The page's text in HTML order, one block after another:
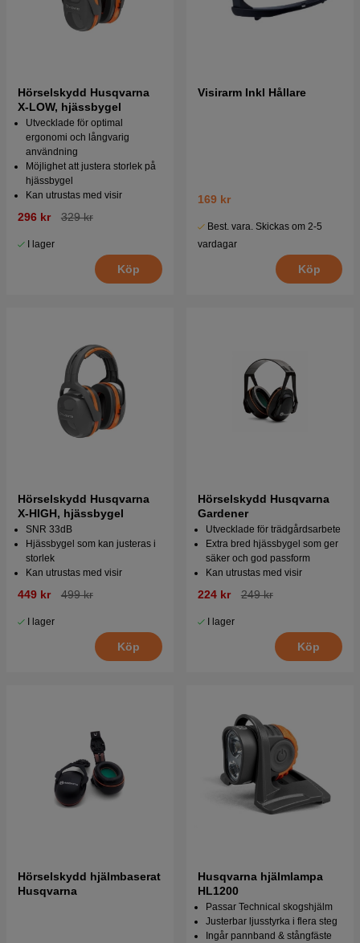
Hörselskydd Husqvarna
X-LOW, hjässbygel
Utvecklade för optimal
ergonomi och långvarig
användning
Möjlighet att justera storlek på
hjässbygel
Kan utrustas med visir
296 kr 329 kr
I lager
Köp
Visirarm Inkl Hållare
169 kr
Best. vara. Skickas om 2-5
vardagar
Köp
Hörselskydd Husqvarna
X-HIGH, hjässbygel
SNR 33dB
Hjässbygel som kan justeras i
storlek
Kan utrustas med visir
449 kr 499 kr
I lager
Köp
Hörselskydd Husqvarna
Gardener
Utvecklade för trädgårdsarbete
Extra bred hjässbygel som ger
säker och god passform
Kan utrustas med visir
224 kr 249 kr
I lager
Köp
Hörselskydd hjälmbaserat
Husqvarna
Husqvarna hjälmlampa
HL1200
Passar Technical skogshjälm
Justerbar ljusstyrka i flera steg
Ingår pannband & stångfäste